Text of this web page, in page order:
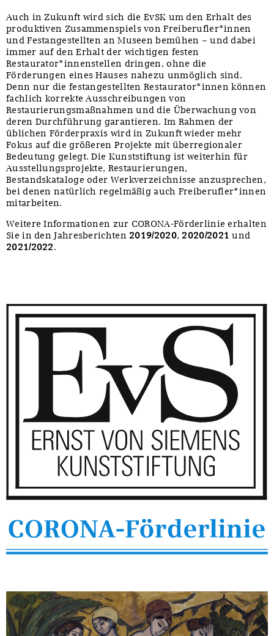
Auch in Zukunft wird sich die EvSK um den Erhalt des
produktiven Zusammenspiels von Freiberufler*innen
und Festangestellten an Museen bemühen – und dabei
immer auf den Erhalt der wichtigen festen
Restaurator*innenstellen dringen, ohne die
Förderungen eines Hauses nahezu unmöglich sind.
Denn nur die festangestellten Restaurator*innen können
fachlich korrekte Ausschreibungen von
Restaurierungsmaßnahmen und die Überwachung von
deren Durchführung garantieren. Im Rahmen der
üblichen Förderpraxis wird in Zukunft wieder mehr
Fokus auf die größeren Projekte mit überregionaler
Bedeutung gelegt. Die Kunststiftung ist weiterhin für
Ausstellungsprojekte, Restaurierungen,
Bestandskataloge oder Werkverzeichnisse anzusprechen,
bei denen natürlich regelmäßig auch Freiberufler*innen
mitarbeiten.
Weitere Informationen zur CORONA-Förderlinie erhalten
Sie in den Jahresberichten 2019/2020, 2020/2021 und
2021/2022.